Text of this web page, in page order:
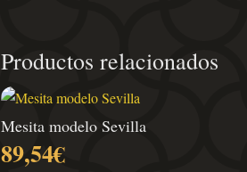
Productos relacionados
Mesita modelo Sevilla
89,54€